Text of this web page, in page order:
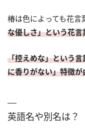
椿は色によっても花言
な優しさ」という花言
「控えめな」という
に香りがない」特徴が
英語名や別名は？